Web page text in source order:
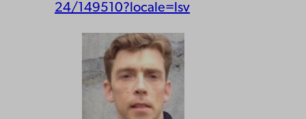
24/149510?locale=lsv